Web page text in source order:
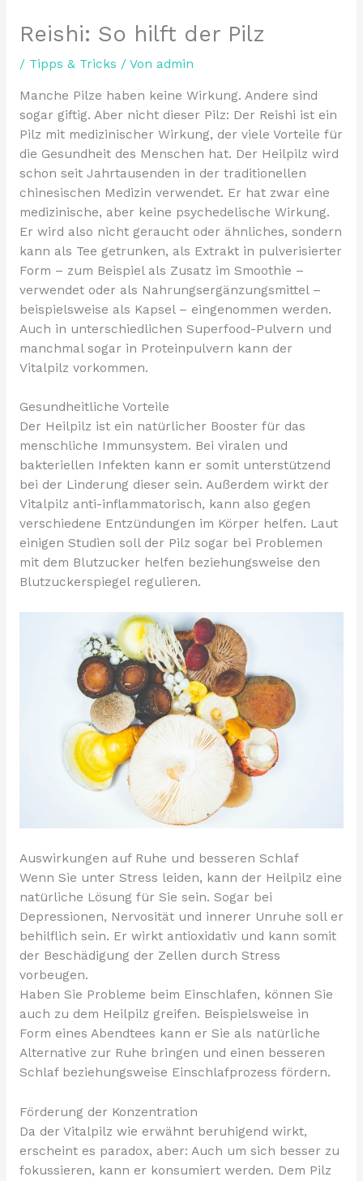
Reishi: So hilft der Pilz
/ Tipps & Tricks / Von admin
Manche Pilze haben keine Wirkung. Andere sind
sogar giftig. Aber nicht dieser Pilz: Der Reishi ist ein
Pilz mit medizinischer Wirkung, der viele Vorteile für
die Gesundheit des Menschen hat. Der Heilpilz wird
schon seit Jahrtausenden in der traditionellen
chinesischen Medizin verwendet. Er hat zwar eine
medizinische, aber keine psychedelische Wirkung.
Er wird also nicht geraucht oder ähnliches, sondern
kann als Tee getrunken, als Extrakt in pulverisierter
Form – zum Beispiel als Zusatz im Smoothie –
verwendet oder als Nahrungsergänzungsmittel –
beispielsweise als Kapsel – eingenommen werden.
Auch in unterschiedlichen Superfood-Pulvern und
manchmal sogar in Proteinpulvern kann der
Vitalpilz vorkommen.
Gesundheitliche Vorteile
Der Heilpilz ist ein natürlicher Booster für das
menschliche Immunsystem. Bei viralen und
bakteriellen Infekten kann er somit unterstützend
bei der Linderung dieser sein. Außerdem wirkt der
Vitalpilz anti-inflammatorisch, kann also gegen
verschiedene Entzündungen im Körper helfen. Laut
einigen Studien soll der Pilz sogar bei Problemen
mit dem Blutzucker helfen beziehungsweise den
Blutzuckerspiegel regulieren.
Auswirkungen auf Ruhe und besseren Schlaf
Wenn Sie unter Stress leiden, kann der Heilpilz eine
natürliche Lösung für Sie sein. Sogar bei
Depressionen, Nervosität und innerer Unruhe soll er
behilflich sein. Er wirkt antioxidativ und kann somit
der Beschädigung der Zellen durch Stress
vorbeugen.
Haben Sie Probleme beim Einschlafen, können Sie
auch zu dem Heilpilz greifen. Beispielsweise in
Form eines Abendtees kann er Sie als natürliche
Alternative zur Ruhe bringen und einen besseren
Schlaf beziehungsweise Einschlafprozess fördern.
Förderung der Konzentration
Da der Vitalpilz wie erwähnt beruhigend wirkt,
erscheint es paradox, aber: Auch um sich besser zu
fokussieren, kann er konsumiert werden. Dem Pilz